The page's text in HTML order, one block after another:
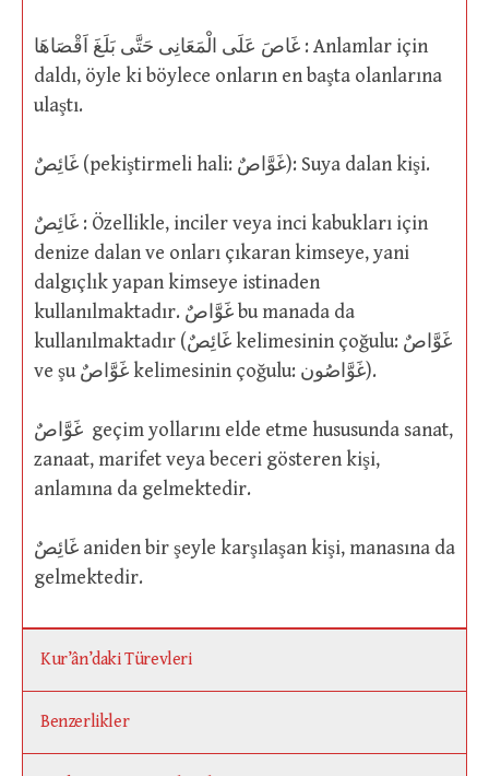
غَاصَ عَلَى الْمَعَانِى حَتَّى بَلَغَ اَقْصَاهَا : Anlamlar için
daldı, öyle ki böylece onların en başta olanlarına
ulaştı.
غَائِصٌ (pekiştirmeli hali: غَوَّاصٌ): Suya dalan kişi.
غَائِصٌ : Özellikle, inciler veya inci kabukları için
denize dalan ve onları çıkaran kimseye, yani
dalgıçlık yapan kimseye istinaden
kullanılmaktadır. غَوَّاصٌ bu manada da
kullanılmaktadır (غَائِصٌ kelimesinin çoğulu: غَوَّاصٌ
ve şu غَوَّاصٌ kelimesinin çoğulu: غَوَّاصُون).
غَوَّاصٌ geçim yollarını elde etme hususunda sanat,
zanaat, marifet veya beceri gösteren kişi,
anlamına da gelmektedir.
غَائِصٌ aniden bir şeyle karşılaşan kişi, manasına da
gelmektedir.
Kur’ân’daki Türevleri
Benzerlikler